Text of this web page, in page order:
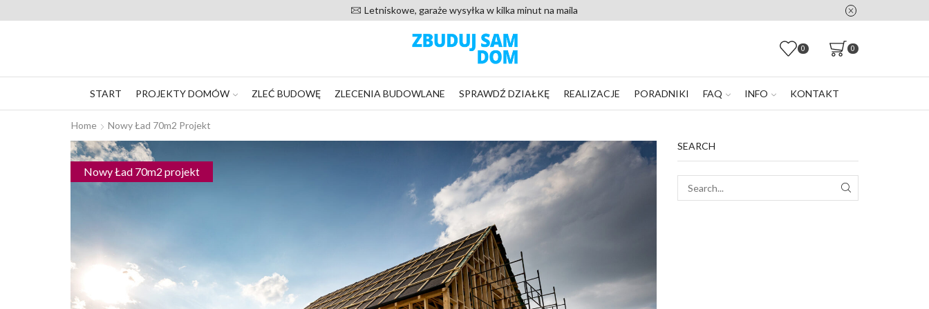
20 000 zadowolonych klientów od 2016 roku
0 0
START PROJEKTY DOMÓW ZLEĆ BUDOWĘ ZLECENIA BUDOWLANE SPRAWDŹ DZIAŁKĘ REALIZACJE PORADNIKI FAQ INFO KONTAKT
Home Nowy Ład 70m2 Projekt
Nowy Ład 70m2 projekt
SEARCH
SEARCH